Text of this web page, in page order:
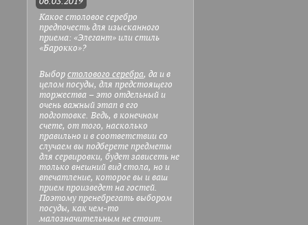
Какое столовое серебро
предпочесть для изысканного
приема: «Элегант» или стиль
«Барокко»?
Выбор столового серебра, да и в
целом посуды, для предстоящего
торжества – это отдельный и
очень важный этап в его
подготовке. Ведь, в конечном
счете, от того, насколько
правильно и в соответствии со
случаем вы подберете предметы
для сервировки, будет зависеть не
только внешний вид стола, но и
впечатление, которое вы и ваш
прием произведет на гостей.
Поэтому пренебрегать выбором
посуды, как чем-то
малозначительным не стоит.